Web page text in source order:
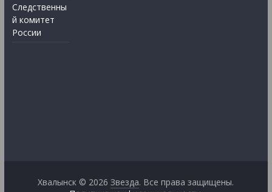
Следственны
й комитет
России
Хвалынск © 2026Звезда. Все права защищены.